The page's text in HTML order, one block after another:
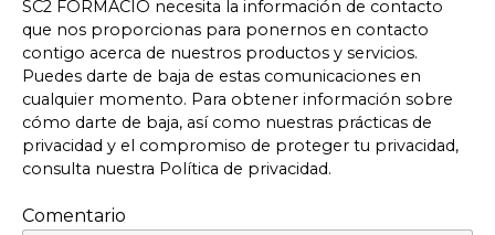
SC2 FORMACIÓ necesita la información de contacto
que nos proporcionas para ponernos en contacto
contigo acerca de nuestros productos y servicios.
Puedes darte de baja de estas comunicaciones en
cualquier momento. Para obtener información sobre
cómo darte de baja, así como nuestras prácticas de
privacidad y el compromiso de proteger tu privacidad,
consulta nuestra Política de privacidad.
Comentario